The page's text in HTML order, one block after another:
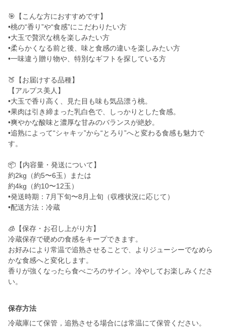
🎯【こんな方におすすめです】
•桃の“香り”や“食感”にこだわりたい方
•大玉で贅沢な桃を楽しみたい方
•柔らかくなる前と後、味と食感の違いを楽しみたい方
•一味違う贈り物や、特別なギフトを探している方
🍑【お届けする品種】
【アルプス美人】
•大玉で香り高く、見た目も味も気品漂う桃。
•果肉は引き締まった乳白色で、しっかりとした食感。
•爽やかな酸味と濃厚な甘みのバランスが絶妙。
•追熟によって“シャキッ”から“とろり”へと変わる食感も魅力で
す。
📦【内容量・発送について】
約2kg（約5〜6玉）または
約4kg（約10〜12玉）
•発送時期：7月下旬〜8月上旬（収穫状況に応じて）
•配送方法：冷蔵
🧊【保存・お召し上がり方】
冷蔵保存で硬めの食感をキープできます。
お好みにより常温で追熟させることで、よりジューシーでなめら
かな食感へと変化します。
香りが強くなったら食べごろのサイン。冷やしてお楽しみくださ
い。
保存方法
冷蔵庫にて保管，追熟させる場合には常温にて保管ください。